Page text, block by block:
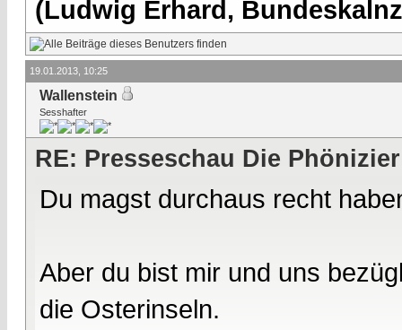
(Ludwig Erhard,
19.01.2013, 10:25
Wallenstein
Sesshafter
RE: Presseschau Die
Du magst durchaus recht
Aber du bist mir und uns
die Osterinseln.